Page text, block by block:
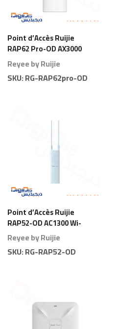
Point d’Accès Ruijie
RAP62 Pro-OD AX3000
Wi-Fi 6 Extérieur
Reyee by Ruijie
SKU:RG-RAP62pro-OD
Point d’Accès Ruijie
RAP52-OD AC1300 Wi-
Fi 5 Extérieur
Reyee by Ruijie
SKU:RG-RAP52-OD